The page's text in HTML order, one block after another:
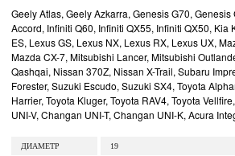
Geely Atlas, Geely Azkarra, Genesis G70, Genesis
Accord, Infiniti Q60, Infiniti QX55, Infiniti QX50, Kia
ES, Lexus GS, Lexus NX, Lexus RX, Lexus UX,
Mazda CX-7, Mitsubishi Lancer, Mitsubishi
Qashqai, Nissan 370Z, Nissan X-Trail, Subaru
Forester, Suzuki Escudo, Suzuki SX4, Toyota
Harrier, Toyota Kluger, Toyota RAV4, Toyota
UNI-V, Changan UNI-T, Changan UNI-K, Acura
ДИАМЕТР 19